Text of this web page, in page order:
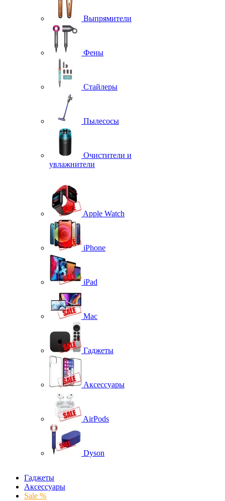
Выпрямители
Фены
Стайлеры
Пылесосы
Очистители и
увлажнители
Apple Watch
iPhone
iPad
Mac
Гаджеты
Аксессуары
AirPods
Dyson
Гаджеты
Аксессуары
Sale %